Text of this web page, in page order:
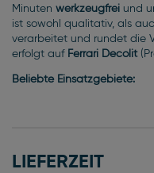
Minuten werkzeugfrei und
ist sowohl qualitativ, als
verarbeitet und rundet die
erfolgt auf Ferrari Decolit
Beliebte Einsatzgebiete:
LIEFERZEIT